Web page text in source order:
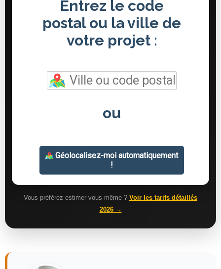
Vous préférez estimer vous-même ? Voir les tarifs détaillés
2026 →